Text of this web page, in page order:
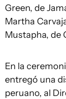
Green, de
Martha
Mustapha, de
En la
entregó una
peruano, al